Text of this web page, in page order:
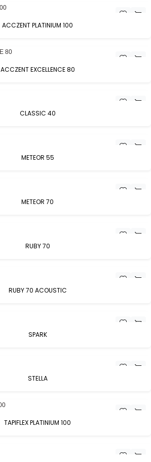
ACCZENT PLATINIUM 100
ACCZENT EXCELLENCE 80
CLASSIC 40
METEOR 55
METEOR 70
RUBY 70
RUBY 70 ACOUSTIC
SPARK
STELLA
TAPIFLEX PLATINIUM 100